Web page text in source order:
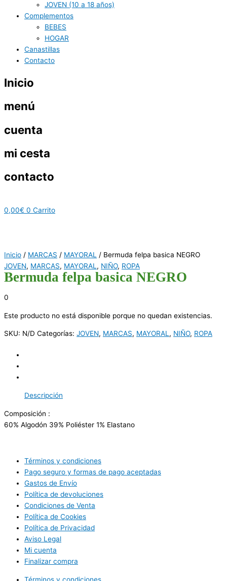
JOVEN (10 a 18 años)
Complementos
BEBES
HOGAR
Canastillas
Contacto
Inicio
menú
cuenta
mi cesta
contacto
0,00€ 0 Carrito
Inicio / MARCAS / MAYORAL
/ Bermuda felpa basica NEGRO
JOVEN, MARCAS, MAYORAL , NIÑO, ROPA
Bermuda felpa basica NEGRO
0
Este producto no está disponible porque no quedan existencias.
SKU: N/D Categorías: JOVEN, MARCAS, MAYORAL, NIÑO, ROPA
Descripción
Composición :
60% Algodón 39% Poliéster 1% Elastano
Términos y condiciones
Pago seguro y formas de pago aceptadas
Gastos de Envío
Política de devoluciones
Condiciones de Venta
Política de Cookies
Política de Privacidad
Aviso Legal
Mi cuenta
Finalizar compra
Términos y condiciones